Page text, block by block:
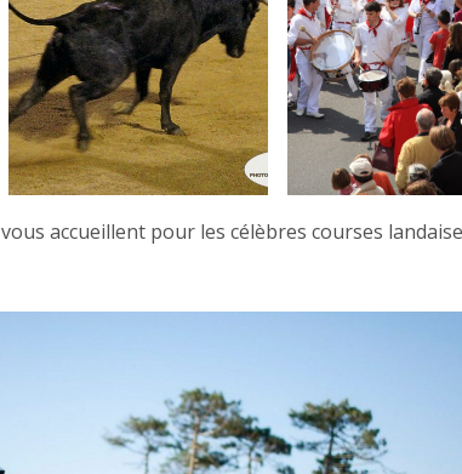
accueillent pour les célèbres courses